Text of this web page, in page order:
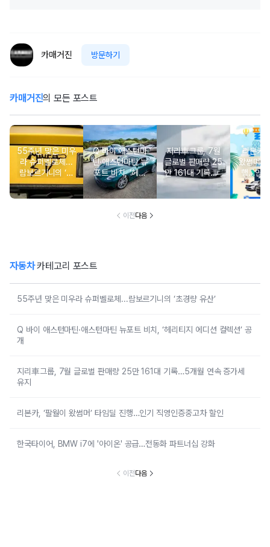
카매거진 방문하기
카매거진의 모든 포스트
55주년 맞은 미우
라 슈퍼벨로체...
람보르기니의 ‘초
경량 유산’
Q 바이 애스턴마
틴·애스턴마틴 뉴
포트 비치, ‘헤리
티지 에디션 컬렉
션’ 공개
지리車그룹, 7월
글로벌 판매량 25
만 161대 기록…5
개월 연속 증가세
리본카,
왔썸머’
행…인
증중고
이전다음
자동차카테고리 포스트
55주년 맞은 미우라 슈퍼벨로체...람보르기니의 ‘초경량 유산’
Q 바이 애스턴마틴·애스턴마틴 뉴포트 비치, ‘헤리티지 에디션 컬렉션’ 공
개
지리車그룹, 7월 글로벌 판매량 25만 161대 기록…5개월 연속 증가세
유지
리본카, ‘팔월이 왔썸머’ 타임딜 진행…인기 직영인증중고차 할인
한국타이어, BMW i7에 '아이온' 공급…전동화 파트너십 강화
이전다음